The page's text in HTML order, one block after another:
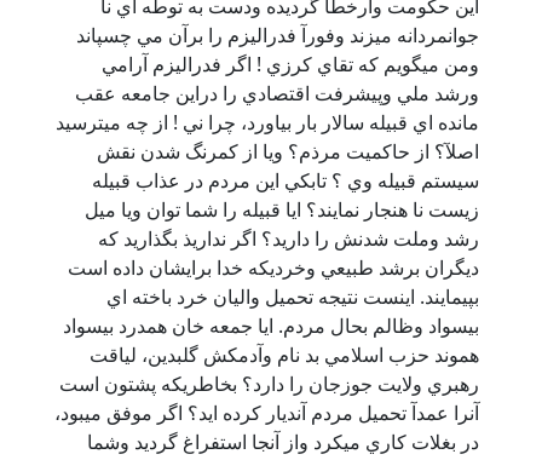
اين حكومت وارخطا گرديده ودست به توطه اي نا
جوانمردانه ميزند وفورآ فدراليزم را برآن مي چسپاند
ومن ميگويم كه تقاي كرزي ! اگر فدراليزم آرامي
ورشد ملي وپيشرفت اقتصادي را دراين جامعه عقب
مانده اي قبيله سالار بار بياورد، چرا ني ! از چه ميترسيد
اصلآ؟ از حاكميت مرذم؟ ويا از كمرنگ شدن نقش
سيستم قبيله وي ؟ تابكي اين مردم در عذاب قبيله
زيست نا هنجار نمايند؟ ايا قبيله را شما توان ويا ميل
رشد وملت شدنش را داريد؟ اگر نداريذ بگذاريد كه
ديگران برشد طبيعي وخرديكه خدا برايشان داده است
بپيمايند. اينست نتيجه تحميل واليان خرد باخته اي
بيسواد وظالم بحال مردم. ايا جمعه خان همدرد بيسواد
هموند حزب اسلامي بد نام وآدمكش گلبدين، لياقت
رهبري ولايت جوزجان را دارد؟ بخاطريكه پشتون است
آنرا عمدآ تحميل مردم آنديار كرده ايد؟ اگر موفق ميبود،
در بغلات كاري ميكرد واز آنجا استفراغ گرديد وشما